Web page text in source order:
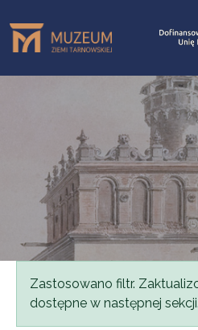
Komunikat
Zastosowano filtr.
dostępne w następnej sekcji.